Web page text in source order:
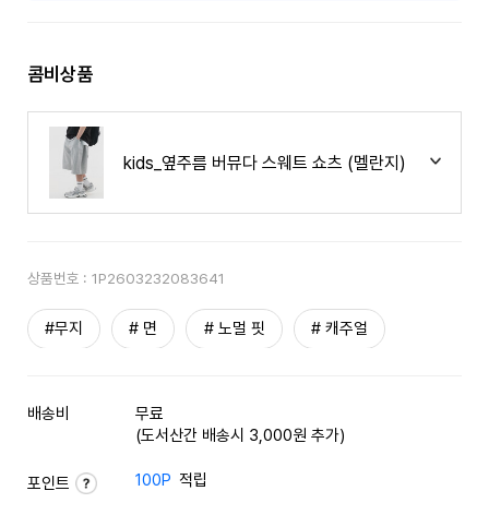
콤비상품
kids_옆주름 버뮤다 스웨트 쇼츠 (멜란지)
상품번호 : 1P2603232083641
#무지 # 면 # 노멀 핏 # 캐주얼
배송비
무료
(도서산간 배송시 3,000원 추가)
포인트 100P 적립